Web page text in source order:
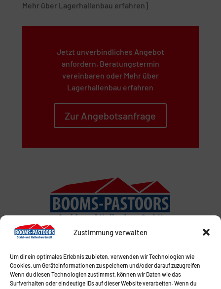
Zustimmung verwalten
Um dir ein optimales Erlebnis zu bieten, verwenden wir Technologien wie
Cookies, um Geräteinformationen zu speichern und/oder darauf zuzugreifen.
Wenn du diesen Technologien zustimmst, können wir Daten wie das
Surfverhalten oder eindeutige IDs auf dieser Website verarbeiten. Wenn du
Mehr über Lagerhallenbau erfahren]
Jetzt unverbindliches Angebot
anfordern, Beratungstermin
vereinbaren oder Mehr über
Lagerhallenbau erfahren
Zur Angebotsanfrage